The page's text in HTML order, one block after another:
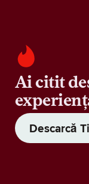
Ai citit
Descarcă